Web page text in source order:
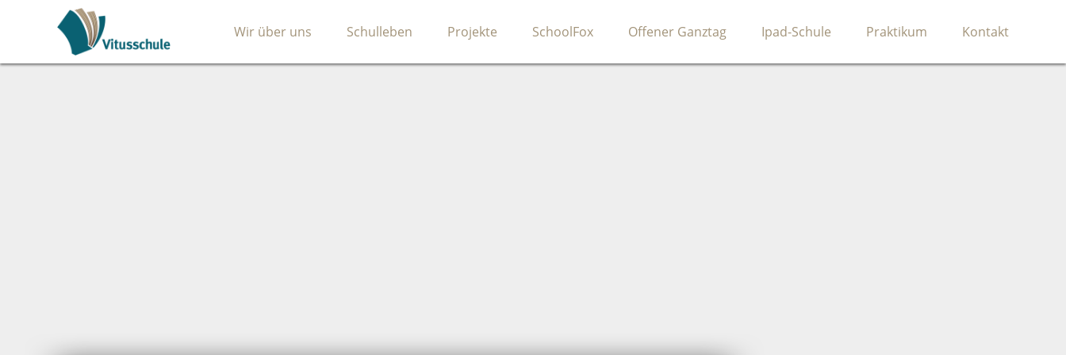
Wir über uns Schulleben Projekte SchoolFox Offener Ganztag Ipad-Schule Praktikum Kontakt